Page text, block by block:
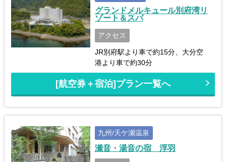
グランドメルキュール別府湾リ
ゾート＆スパ
アクセス
JR別府駅より車で約15分、大分空
港より車で約30分
[航空券＋宿泊]プラン一覧へ
九州/天ケ瀬温泉
瀬音・湯音の宿 浮羽